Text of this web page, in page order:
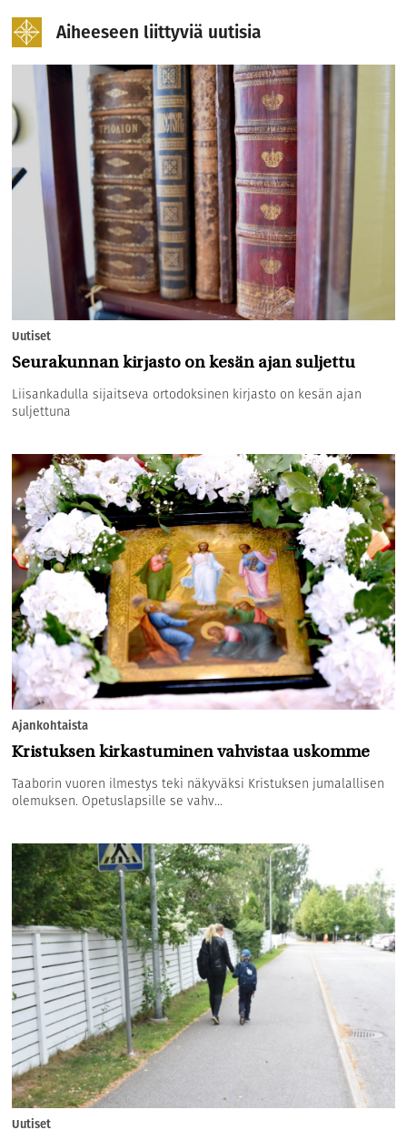
Aiheeseen liittyviä uutisia
Uutiset
Seurakunnan kirjasto on kesän ajan suljettu
Liisankadulla sijaitseva ortodoksinen kirjasto on kesän ajan
suljettuna
Ajankohtaista
Kristuksen kirkastuminen vahvistaa uskomme
Taaborin vuoren ilmestys teki näkyväksi Kristuksen jumalallisen
olemuksen. Opetuslapsille se vahv...
Uutiset